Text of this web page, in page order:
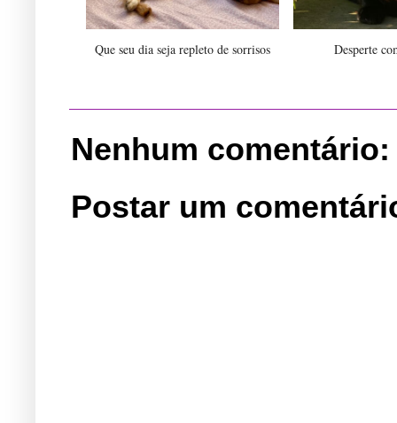
Que seu dia seja repleto de sorrisos Desperte
Nenhum comentário:
Postar um